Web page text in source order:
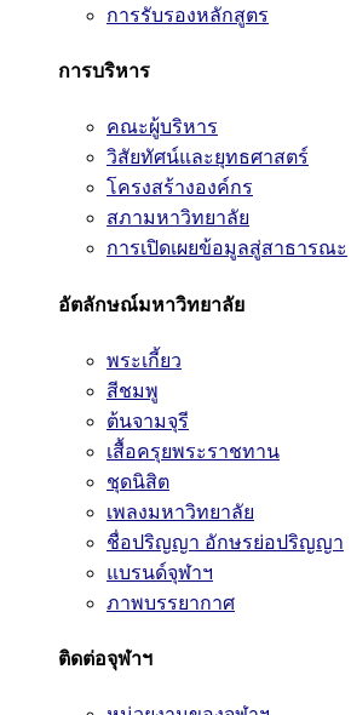
การรับรองหลักสูตร
การบริหาร
คณะผู้บริหาร
วิสัยทัศน์และยุทธศาสตร์
โครงสร้างองค์กร
สภามหาวิทยาลัย
การเปิดเผยข้อมูลสู่สาธารณะ
อัตลักษณ์มหาวิทยาลัย
พระเกี้ยว
สีชมพู
ต้นจามจุรี
เสื้อครุยพระราชทาน
ชุดนิสิต
เพลงมหาวิทยาลัย
ชื่อปริญญา อักษรย่อปริญญา
แบรนด์จุฬาฯ
ภาพบรรยากาศ
ติดต่อจุฬาฯ